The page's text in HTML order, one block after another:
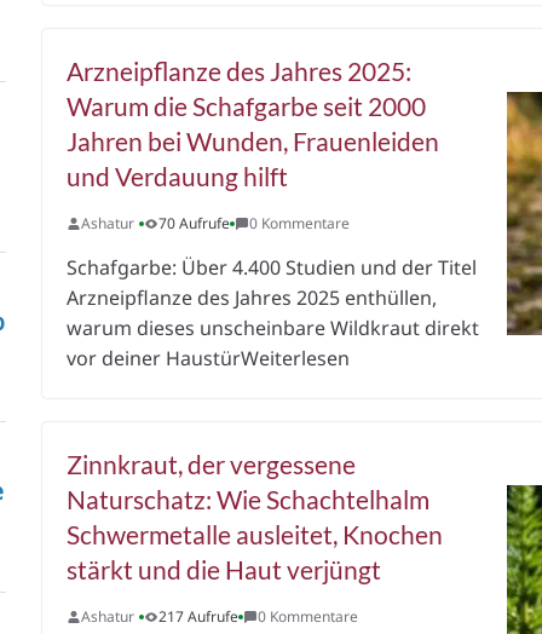
Arzneipflanze des Jahres 2025:
Warum die Schafgarbe seit 2000
Jahren bei Wunden, Frauenleiden
und Verdauung hilft
Ashatur 70 Aufrufe 0 Kommentare
Schafgarbe: Über 4.400 Studien und der Titel
Arzneipflanze des Jahres 2025 enthüllen,
warum dieses unscheinbare Wildkraut direkt
vor deiner HaustürWeiterlesen
Zinnkraut, der vergessene
Naturschatz: Wie Schachtelhalm
Schwermetalle ausleitet, Knochen
stärkt und die Haut verjüngt
Ashatur 217 Aufrufe 0 Kommentare